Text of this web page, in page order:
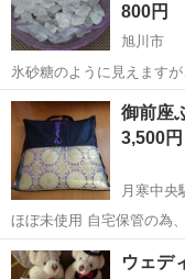
800円
旭川市
氷砂糖のように見えますが
さはバラバラですが、3㎝以内の
いないので、用途はいろいろあると思
にし...
北海道 旭川市 冠婚
御前座
3,500円
月寒中央
ほぼ未使用 自宅保管の為
慮ください。
北海道 札幌市 月
ウェデ